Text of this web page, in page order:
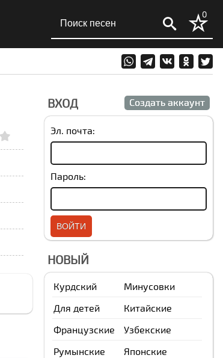
0
ВХОД Создать аккаунт
Эл. почта:
Пароль:
НОВЫЙ
Курдский
Минусовки
Для детей
Китайские
Французские
Узбекские
Румынские
Японские